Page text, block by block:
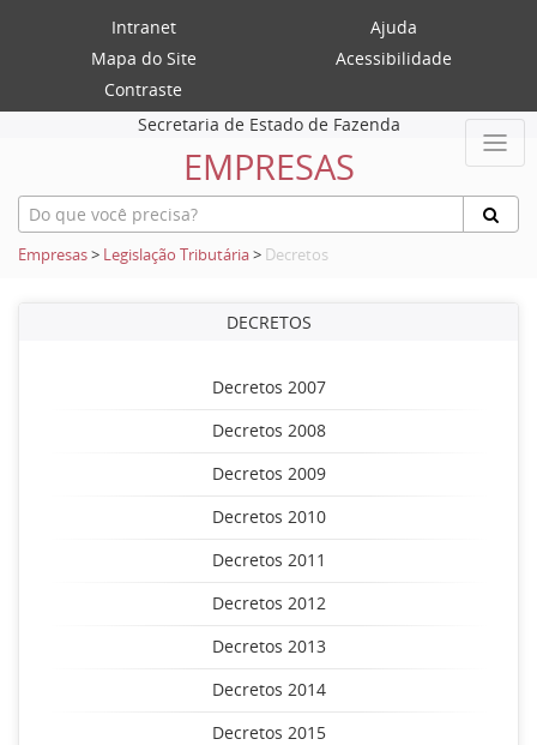
Intranet
Ajuda
Mapa do Site
Acessibilidade
Contraste
Secretaria de Estado de Fazenda
EMPRESAS
Empresas> Legislação Tributária> Decretos
DECRETOS
Decretos 2007
Decretos 2008
Decretos 2009
Decretos 2010
Decretos 2011
Decretos 2012
Decretos 2013
Decretos 2014
Decretos 2015